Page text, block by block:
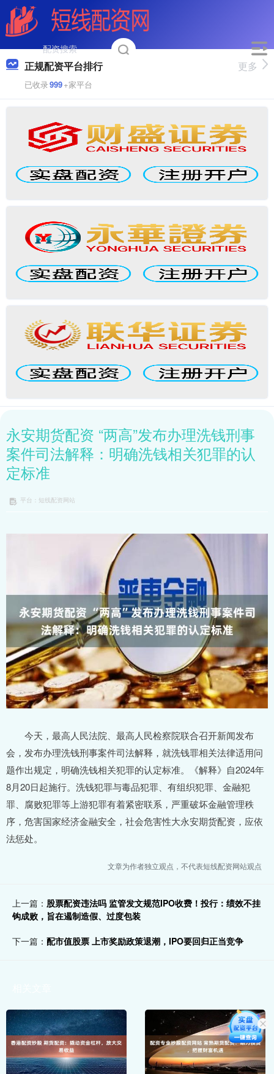
正规配资平台排行
已收录999+家平台
更多
永安期货配资 “两高”发布办理洗钱刑事
案件司法解释：明确洗钱相关犯罪的认
定标准
平台：短线配资网站
今天，最高人民法院、最高人民检察院联合召开新闻发布
会，发布办理洗钱刑事案件司法解释，就洗钱罪相关法律适用问
题作出规定，明确洗钱相关犯罪的认定标准。《解释》自2024年
8月20日起施行。洗钱犯罪与毒品犯罪、有组织犯罪、金融犯
罪、腐败犯罪等上游犯罪有着紧密联系，严重破坏金融管理秩
序，危害国家经济金融安全，社会危害性大永安期货配资，应依
法惩处。
文章为作者独立观点，不代表短线配资网站观点
上一篇： 股票配资违法吗 监管发文规范IPO收费！投行：绩效不挂
钩成败，旨在遏制造假、过度包装
下一篇： 配市值股票 上市奖励政策退潮，IPO要回归正当竞争